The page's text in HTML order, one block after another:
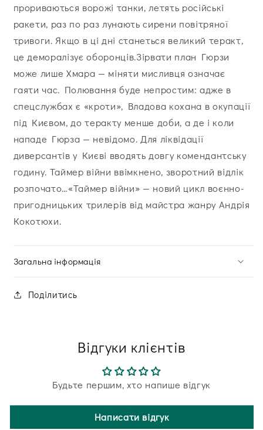
прориваються ворожі танки, летять російські
ракети, раз по раз лунають сирени повітряної
тривоги. Якщо в ці дні станеться великий теракт,
це деморалізує оборонців.Зірвати план Гюрзи
може лише Хмара — міняти мисливця означає
гаяти час. Полювання буде непростим: адже в
спецслужбах є «кроти», Владова кохана в окупації
під Києвом, до теракту менше доби, а де і коли
нападе Гюрза — невідомо. Для ліквідації
диверсантів у Києві вводять довгу комендантську
годину. Таймер війни ввімкнено, зворотний відлік
розпочато…«Таймер війни» — новий цикл воєнно-
пригодницьких трилерів від майстра жанру Андрія
Кокотюхи.
Загальна інформація
Поділитись
Відгуки клієнтів
Будьте першим, хто напише відгук
Написати відгук